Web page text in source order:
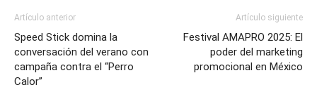
Artículo anterior
Speed Stick domina la
conversación del verano con
campaña contra el “Perro
Calor”
Artículo siguiente
Festival AMAPRO 2025: El
poder del marketing
promocional en México